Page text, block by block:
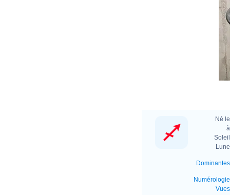
Né
Dominantes
Numérologie
Vues